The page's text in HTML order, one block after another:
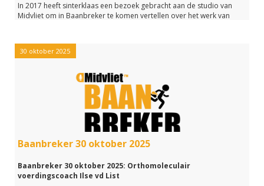
In 2017 heeft sinterklaas een bezoek gebracht aan de studio van
Midvliet om in Baanbreker te komen vertellen over het werk van
Het werd een bijzonder gesprek dat minder geschikt is voor het
beluisteren door 'kleine gelovigen'.
30 oktober 2025
Baanbreker 30 oktober 2025
Baanbreker 30 oktober 2025: Orthomoleculair
voerdingscoach Ilse vd List